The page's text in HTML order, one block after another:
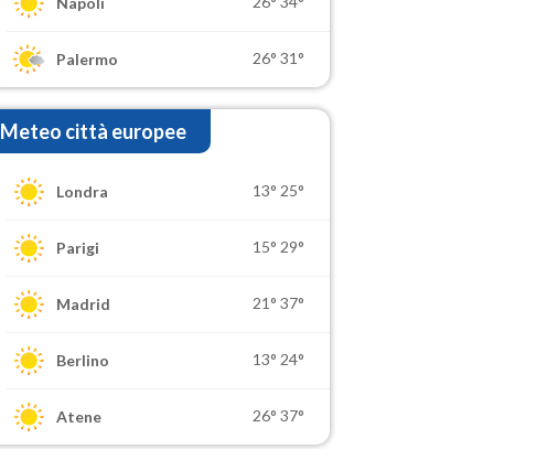
Palermo 26° 31°
Meteo città europee
Londra 13° 25°
Parigi 15° 29°
Madrid 21° 37°
Berlino 13° 24°
Atene 26° 37°